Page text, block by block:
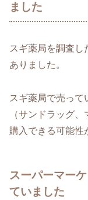
ました
スギ薬局を調査し
ありました。
スギ薬局で売って
（サンドラッグ
購入できる可能性
スーパーマー
ていました